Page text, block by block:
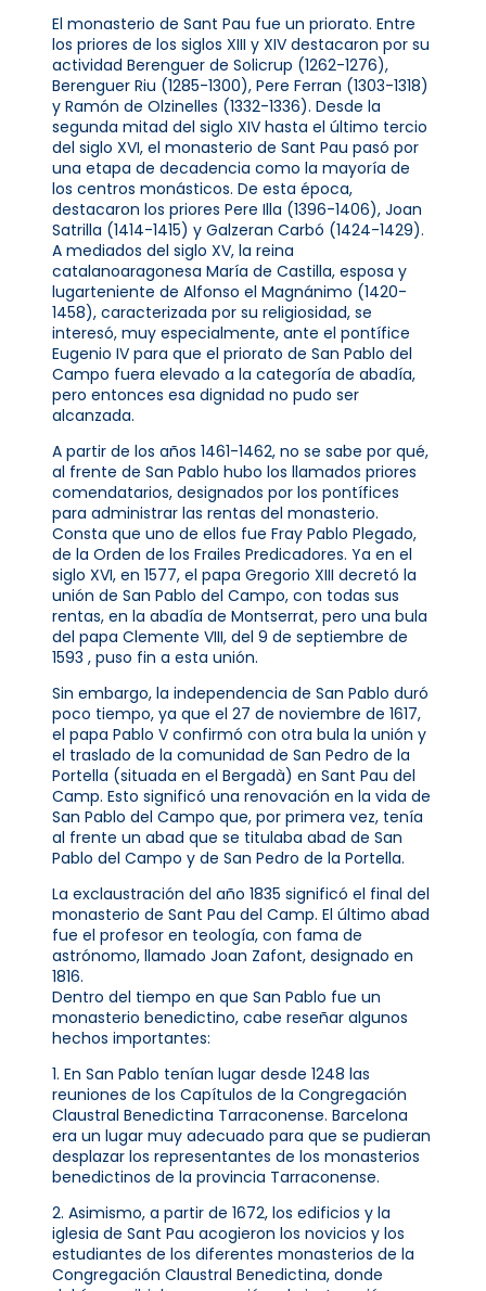
El monasterio de Sant Pau fue un priorato. Entre
los priores de los siglos XIII y XIV destacaron por su
actividad Berenguer de Solicrup (1262-1276),
Berenguer Riu (1285-1300), Pere Ferran (1303-1318)
y Ramón de Olzinelles (1332-1336). Desde la
segunda mitad del siglo XIV hasta el último tercio
del siglo XVI, el monasterio de Sant Pau pasó por
una etapa de decadencia como la mayoría de
los centros monásticos. De esta época,
destacaron los priores Pere Illa (1396-1406), Joan
Satrilla (1414-1415) y Galzeran Carbó (1424-1429).
A mediados del siglo XV, la reina
catalanoaragonesa María de Castilla, esposa y
lugarteniente de Alfonso el Magnánimo (1420-
1458), caracterizada por su religiosidad, se
interesó, muy especialmente, ante el pontífice
Eugenio IV para que el priorato de San Pablo del
Campo fuera elevado a la categoría de abadía,
pero entonces esa dignidad no pudo ser
alcanzada.
A partir de los años 1461-1462, no se sabe por qué,
al frente de San Pablo hubo los llamados priores
comendatarios, designados por los pontífices
para administrar las rentas del monasterio.
Consta que uno de ellos fue Fray Pablo Plegado,
de la Orden de los Frailes Predicadores. Ya en el
siglo XVI, en 1577, el papa Gregorio XIII decretó la
unión de San Pablo del Campo, con todas sus
rentas, en la abadía de Montserrat, pero una bula
del papa Clemente VIII, del 9 de septiembre de
1593 , puso fin a esta unión.
Sin embargo, la independencia de San Pablo duró
poco tiempo, ya que el 27 de noviembre de 1617,
el papa Pablo V confirmó con otra bula la unión y
el traslado de la comunidad de San Pedro de la
Portella (situada en el Bergadà) en Sant Pau del
Camp. Esto significó una renovación en la vida de
San Pablo del Campo que, por primera vez, tenía
al frente un abad que se titulaba abad de San
Pablo del Campo y de San Pedro de la Portella.
La exclaustración del año 1835 significó el final del
monasterio de Sant Pau del Camp. El último abad
fue el profesor en teología, con fama de
astrónomo, llamado Joan Zafont, designado en
1816.
Dentro del tiempo en que San Pablo fue un
monasterio benedictino, cabe reseñar algunos
hechos importantes:
1. En San Pablo tenían lugar desde 1248 las
reuniones de los Capítulos de la Congregación
Claustral Benedictina Tarraconense. Barcelona
era un lugar muy adecuado para que se pudieran
desplazar los representantes de los monasterios
benedictinos de la provincia Tarraconense.
2. Asimismo, a partir de 1672, los edificios y la
iglesia de Sant Pau acogieron los novicios y los
estudiantes de los diferentes monasterios de la
Congregación Claustral Benedictina, donde